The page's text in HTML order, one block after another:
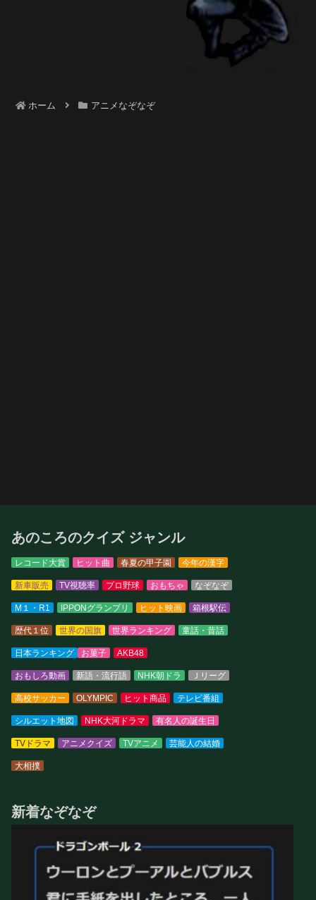
ホーム アニメなぞなぞ
あのころのクイズ ジャンル
レコード大賞 ヒット曲 春夏の甲子園 今年の漢字
新車販売 TV視聴率 プロ野球 おもちゃ なぞなぞ
M１・R1 IPPONグランプリ ヒット映画 箱根駅伝
歴代１位 世界の国旗 世界ランキング 童話・昔話
日本ランキング お菓子 AKB48
おもしろ動画 新語・流行語 NHK朝ドラ Ｊリーグ
高校サッカー OLYMPIC ヒット商品 テレビ番組
シルエット地図 NHK大河ドラマ 有名人の誕生日
TVドラマ アニメクイズ TVアニメ 芸能人の結婚
大相撲
新着なぞなぞ